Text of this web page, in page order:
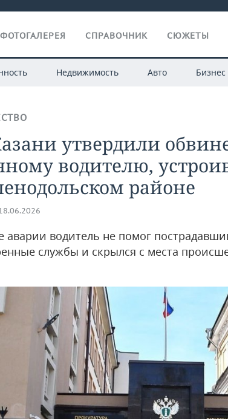
ФОТОГАЛЕРЕЯ СПРАВОЧНИК СЮЖЕТЫ
Недвижимость Авто Бизнес
утвердили
водителю,
районе
аварии водитель не помог
службы и скрылся с места